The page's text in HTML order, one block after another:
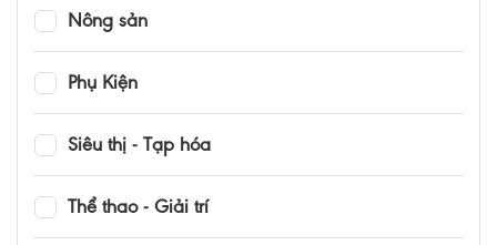
Nông sản
Phụ Kiện
Siêu thị - Tạp hóa
Thể thao - Giải trí